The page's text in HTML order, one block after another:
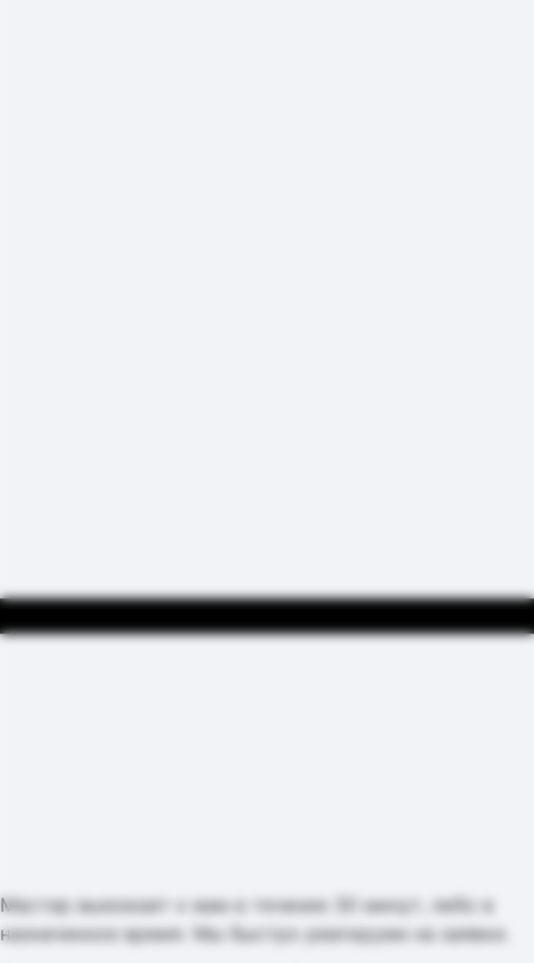
Мастер выезжает к вам в течение 30 минут, либо в
назначенное время. Мы быстро реагируем на заявки.